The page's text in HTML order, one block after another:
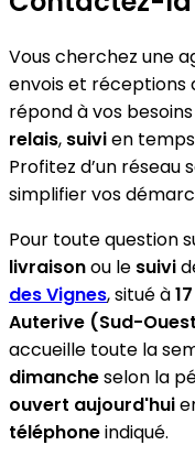
Vous cherchez une
envois et réceptions
répond à vos besoins
relais, suivien
Profitez d’un réseau
simplifier vos
Pour toute question
livraisonou le suivi
des Vignes, situé à
Auterive (Sud-
accueille toute la
dimancheselon la
ouvert aujourd'hui
téléphoneindiqué.